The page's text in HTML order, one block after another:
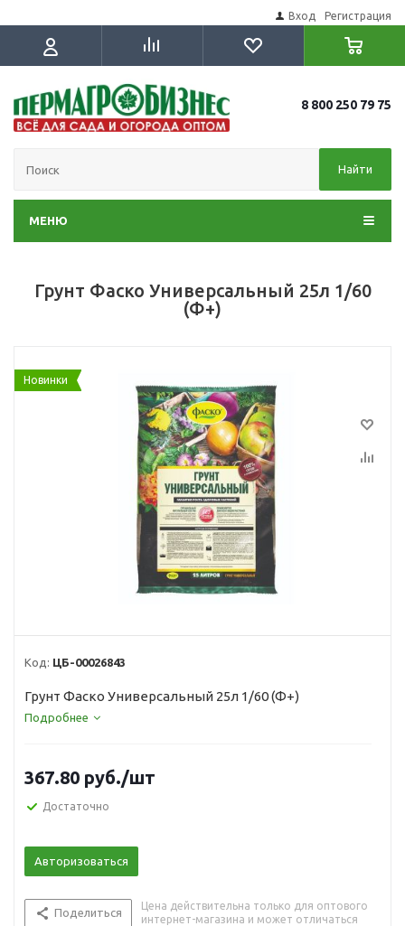
Вход Регистрация
8 800 250 79 75
Найти
МЕНЮ
Грунт Фаско Универсальный 25л 1/60
(Ф+)
Новинки
Код: ЦБ-00026843
Грунт Фаско Универсальный 25л 1/60 (Ф+)
Подробнее
367.80 руб./шт
Достаточно
Авторизоваться
Поделиться
Цена действительна только для оптового
интернет-магазина и может отличаться